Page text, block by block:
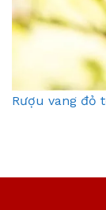
Rượu vang đỏ